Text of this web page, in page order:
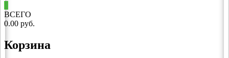
ВСЕГО
0.00 руб.
Корзина